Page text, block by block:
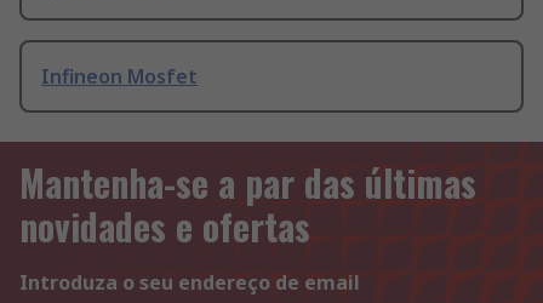
Infineon Mosfet
Mantenha-se a par das últimas
novidades e ofertas
Introduza o seu endereço de email